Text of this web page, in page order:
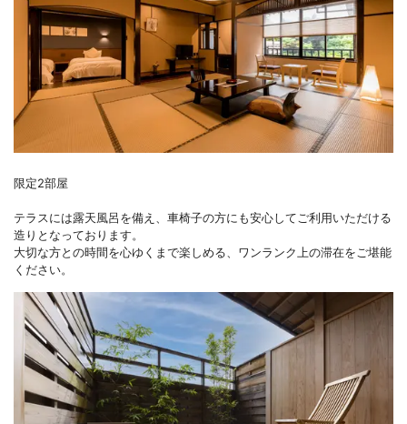
限定2部屋
テラスには露天風呂を備え、車椅子の方にも安心してご利用いただける
造りとなっております。
大切な方との時間を心ゆくまで楽しめる、ワンランク上の滞在をご堪能
ください。